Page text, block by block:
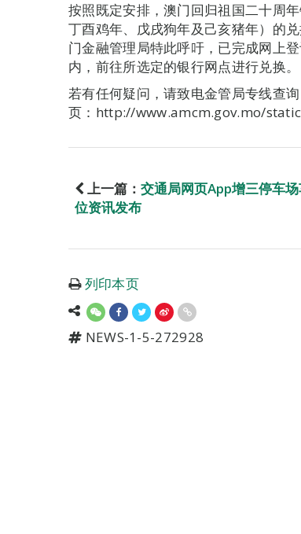
按照既定安排，澳门回归祖国二十周
丁酉鸡年、戊戌狗年及己亥猪年）的
门金融管理局特此呼吁，已完成网上
内，前往所选定的银行网点进行兑换。
若有任何疑问，请致电金管局专线查
页：http://www.amcm.gov.mo/
上一篇： 交通局网页App增三停车
位资讯发布
列印本页
NEWS-1-5-272928